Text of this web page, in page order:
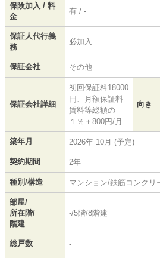
保険加入 / 料
金
有 / -
保証人代行義
務
必加入
保証会社 その他
保証会社詳細
初回保証料18000
円、月額保証料
賃料等総額の
１％＋800円/月
向き
築年月 2026年 10月 (予定)
契約期間 2年
種別/構造 マンション/鉄筋コンクリ
部屋/
所在階/
階建
-/5階/8階建
総戸数 -